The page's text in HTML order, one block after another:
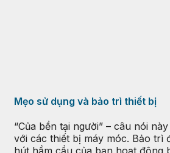
Mẹo sử dụng và bảo trì thiết bị
“Của bền tại người” – câu nói
với các thiết bị máy móc. Bảo trì
hút hầm cầu của bạn hoạt động